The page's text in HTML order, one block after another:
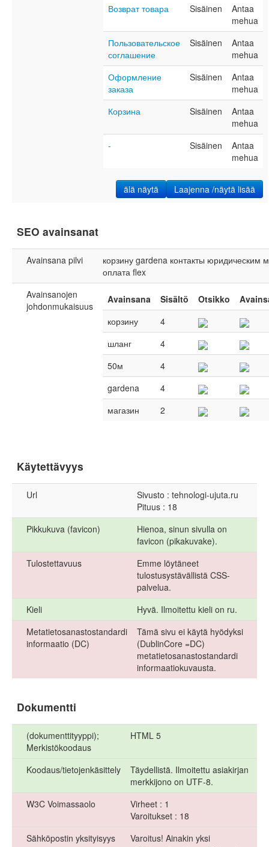
Возврат товара Sisäinen
Antaa
mehua
Пользовательское
соглашение
Sisäinen
Antaa
mehua
Оформление
заказа
Sisäinen
Antaa
mehua
Корзина
Sisäinen
Antaa
mehua
-
Sisäinen
Antaa
mehua
Laajenna /näytä lisää
älä näytä
SEO avainsanat
Avainsana pilvi корзину gardena контакты юридическим
оплата flex
Avainsanojen
johdonmukaisuus
Avainsana Sisältö Otsikko
корзину
4
шланг
4
50м
4
gardena
4
магазин
2
Käytettävyys
Url
Sivusto : tehnologi-ujuta.ru
Pituus : 18
Pikkukuva (favicon)
Hienoa, sinun sivulla on
favicon (pikakuvake).
Tulostettavuus
Emme löytäneet
tulostusystävällistä CSS-
palvelua.
Kieli
Hyvä. Ilmoitettu kieli on ru.
Metatietosanastostandardi
informaatio (DC)
Tämä sivu ei käytä hyödyksi
(DublinCore =DC)
metatietosanastostandardi
informaatiokuvausta.
Dokumentti
(dokumenttityyppi);
Merkistökoodaus
HTML 5
Koodaus/tietojenkäsittely
Täydellistä. Ilmoitettu asiakirjan
merkkijono on UTF-8.
W3C Voimassaolo
Virheet : 1
Varoitukset : 18
Sähköpostin yksityisyys
Varoitus! Ainakin yksi